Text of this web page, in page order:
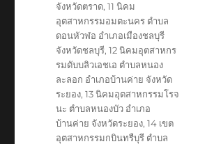
จังหวัดตราด,11 นิคม
อุตสาหกรรมอมตะนคร ตำบล
ดอนหัวฬอ อำเภอเมืองชลบุรี
จังหวัดชลบุรี,12 นิคมอุตสาหกร
รมดับบลิวเอชเอ ตำบลหนอง
ละลอก อำเภอบ้านค่าย จังหวัด
ระยอง,13 นิคมอุตสาหกรรมโรจ
นะ ตำบลหนองบัว อำเภอ
บ้านค่าย จังหวัดระยอง,14 เขต
อุตสาหกรรมกบินทรืบุรี ตำบล